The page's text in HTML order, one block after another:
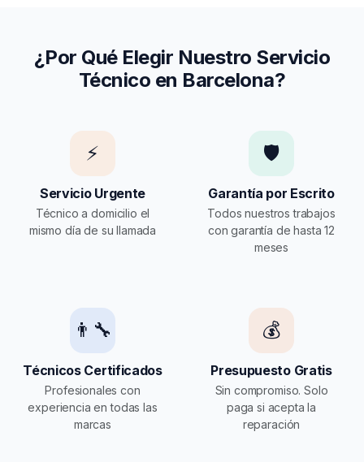
¿Por Qué Elegir Nuestro Servicio
Técnico en Barcelona?
⚡
Servicio Urgente
Técnico a domicilio el
mismo día de su llamada
🛡️
Garantía por Escrito
Todos nuestros trabajos
con garantía de hasta 12
meses
👨‍🔧
Técnicos Certificados
Profesionales con
experiencia en todas las
marcas
💰
Presupuesto Gratis
Sin compromiso. Solo
paga si acepta la
reparación